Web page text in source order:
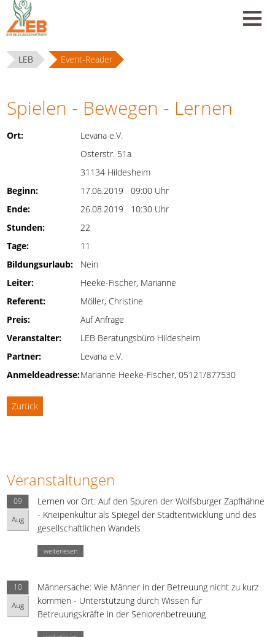
LEB Event-Reader
Spielen - Bewegen - Lernen
Ort:
Levana e.V.
Osterstr. 51a
31134 Hildesheim
Beginn:
17.06.2019 09:00 Uhr
Ende:
26.08.2019 10:30 Uhr
Stunden:
22
Tage:
11
Bildungsurlaub:
Nein
Leiter:
Heeke-Fischer, Marianne
Referent:
Möller, Christine
Preis:
Auf Anfrage
Veranstalter:
LEB Beratungsbüro Hildesheim
Partner:
Levana e.V.
Anmeldeadresse:Marianne Heeke-Fischer, 05121/877530
Zurück
Veranstaltungen
09
Aug
Lernen vor Ort: Auf den Spuren der Wolfsburger Zapfhähne
- Kneipenkultur als Spiegel der Stadtentwicklung und des
gesellschaftlichen Wandels
weiterlesen
10
Aug
Männersache: Wie Männer in der Betreuung nicht zu kurz
kommen - Unterstützung durch Wissen für
Betreuungskräfte in der Seniorenbetreuung